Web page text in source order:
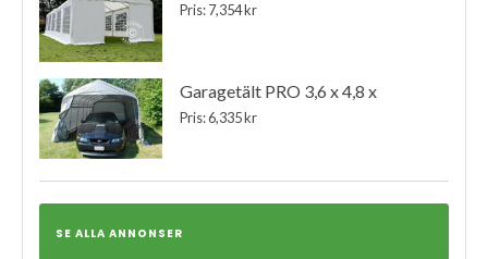
Pris: 7,354 kr
Garagetält PRO 3,6 x 4,8 x
Pris: 6,335 kr
SE ALLA ANNONSER